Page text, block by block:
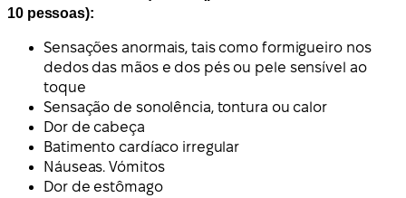
10 pessoas):
Sensações anormais, tais como formigueiro nos
dedos das mãos e dos pés ou pele sensível ao
toque
Sensação de sonolência, tontura ou calor
Dor de cabeça
Batimento cardíaco irregular
Náuseas. Vómitos
Dor de estômago